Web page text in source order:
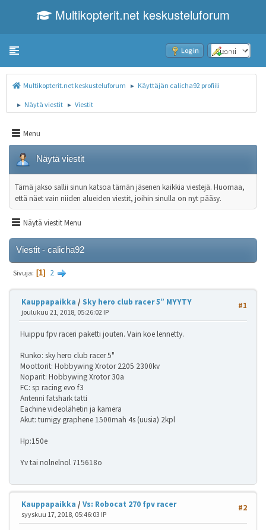
Multikopterit.net keskusteluforum
Toggle navigation Log in Sign up
Multikopterit.net keskusteluforum ► Käyttäjän calicha92 profiili
► Näytä viestit ► Viestit
Menu
Näytä viestit
Tämä jakso sallii sinun katsoa tämän jäsenen kaikkia viestejä. Huomaa,
että näet vain niiden alueiden viestit, joihin sinulla on nyt pääsy.
Näytä viestit Menu
Viestit - calicha92
Sivuja 1 2
#1
Kauppapaikka / Sky hero club racer 5” MYYTY
joulukuu 21, 2018, 05:26:02 IP
Huippu fpv raceri paketti jouten. Vain koe lennetty.
Runko: sky hero club racer 5"
Moottorit: Hobbywing Xrotor 2205 2300kv
Noparit: Hobbywing Xrotor 30a
FC: sp racing evo f3
Antenni fatshark tatti
Eachine videolähetin ja kamera
Akut: turnigy graphene 1500mah 4s (uusia) 2kpl
Hp:150e
Yv tai nolnelnol 715618o
#2
Kauppapaikka / Vs: Robocat 270 fpv racer
syyskuu 17, 2018, 05:46:03 IP